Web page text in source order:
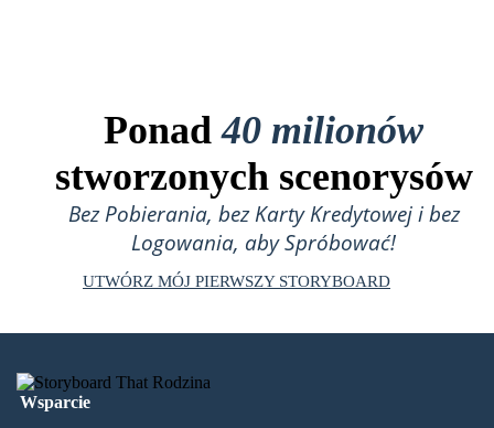
Ponad40 milionów
stworzonych scenorysów
Bez Pobierania, bez Karty Kredytowej i bez
Logowania, aby Spróbować!
UTWÓRZ MÓJ PIERWSZY STORYBOARD
Wsparcie